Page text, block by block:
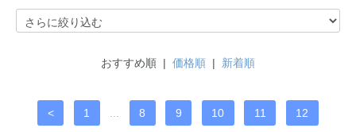
おすすめ順 | 価格順 | 新着順
< 1 8 9 10 11 12